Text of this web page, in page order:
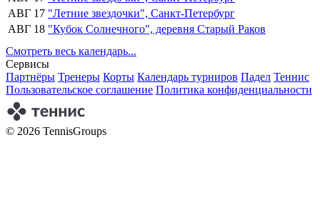
АВГ 17 "Летние звездочки", Санкт-Петербург
АВГ 18 "Кубок Солнечного", деревня Старый Раков
Смотреть весь календарь...
Сервисы
Партнёры Тренеры Корты Календарь турниров Падел Теннис
Пользовательское соглашение Политика конфиденциальности
© 2026 TennisGroups